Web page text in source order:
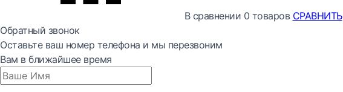
В сравнении 0 товаров СРАВНИТЬ
Обратный звонок
Оставьте ваш номер телефона и мы перезвоним
Вам в ближайшее время